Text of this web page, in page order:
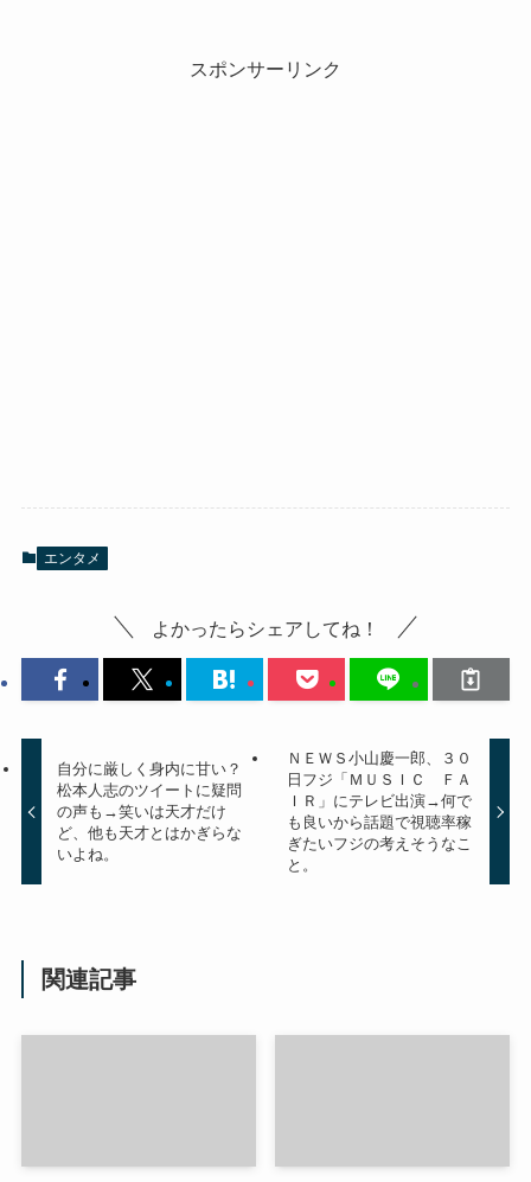
スポンサーリンク
エンタメ
よかったらシェアしてね！
自分に厳しく身内に甘い？
松本人志のツイートに疑問
の声も→笑いは天才だけ
ど、他も天才とはかぎらな
いよね。
ＮＥＷＳ小山慶一郎、３０
日フジ「ＭＵＳＩＣ ＦＡ
ＩＲ」にテレビ出演→何で
も良いから話題で視聴率稼
ぎたいフジの考えそうなこ
と。
関連記事